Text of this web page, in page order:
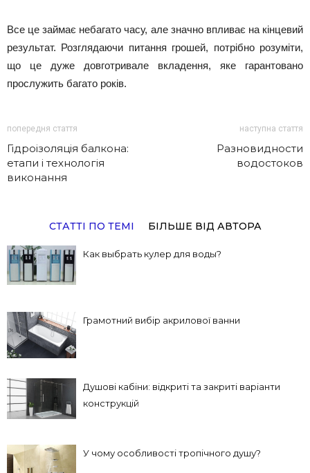
Все це займає небагато часу, але значно впливає на кінцевий
результат. Розглядаючи питання грошей, потрібно розуміти,
що це дуже довготривале вкладення, яке гарантовано
прослужить багато років.
попередня стаття
Гідроізоляція балкона:
етапи і технологія
виконання
наступна стаття
Разновидности
водостоков
СТАТТІ ПО ТЕМІ БІЛЬШЕ ВІД АВТОРА
Как выбрать кулер для воды?
Грамотний вибір акрилової ванни
Душові кабіни: відкриті та закриті варіанти
конструкцій
У чому особливості тропічного душу?